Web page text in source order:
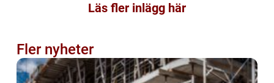
Läs fler inlägg här
Fler nyheter